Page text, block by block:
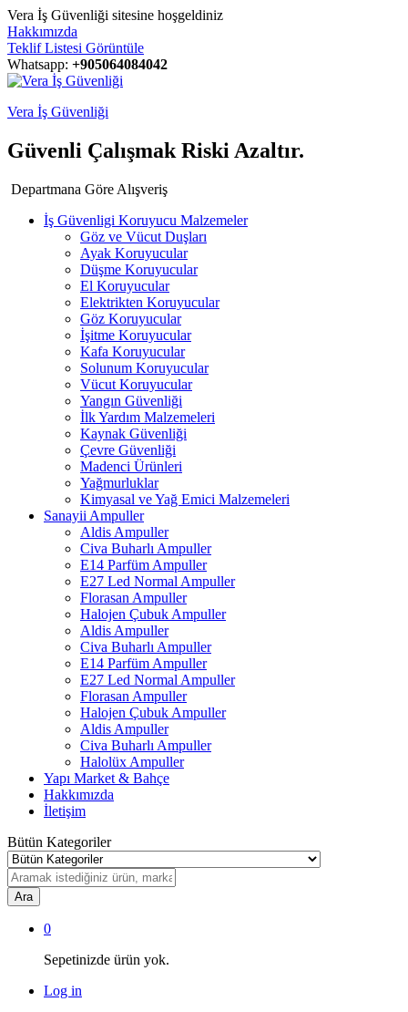
Vera İş Güvenliği sitesine hoşgeldiniz
Hakkımızda
Teklif Listesi Görüntüle
Whatsapp: +905064084042
Vera İş Güvenliği
Güvenli Çalışmak Riski Azaltır.
Departmana Göre Alışveriş
İş Güvenligi Koruyucu Malzemeler
Göz ve Vücut Duşları
Ayak Koruyucular
Düşme Koruyucular
El Koruyucular
Elektrikten Koruyucular
Göz Koruyucular
İşitme Koruyucular
Kafa Koruyucular
Solunum Koruyucular
Vücut Koruyucular
Yangın Güvenliği
İlk Yardım Malzemeleri
Kaynak Güvenliği
Çevre Güvenliği
Madenci Ürünleri
Yağmurluklar
Kimyasal ve Yağ Emici Malzemeleri
Sanayii Ampuller
Aldis Ampuller
Civa Buharlı Ampuller
E14 Parfüm Ampuller
E27 Led Normal Ampuller
Florasan Ampuller
Halojen Çubuk Ampuller
Aldis Ampuller
Civa Buharlı Ampuller
E14 Parfüm Ampuller
E27 Led Normal Ampuller
Florasan Ampuller
Halojen Çubuk Ampuller
Aldis Ampuller
Civa Buharlı Ampuller
Halolüx Ampuller
Yapı Market & Bahçe
Hakkımızda
İletişim
Bütün Kategoriler
Ara
0
Sepetinizde ürün yok.
Log in